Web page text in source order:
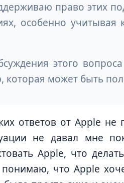
право этих
особенно учитывая
этого
может быть
ответов от Apple
не давал мне
Apple, что
что Apple